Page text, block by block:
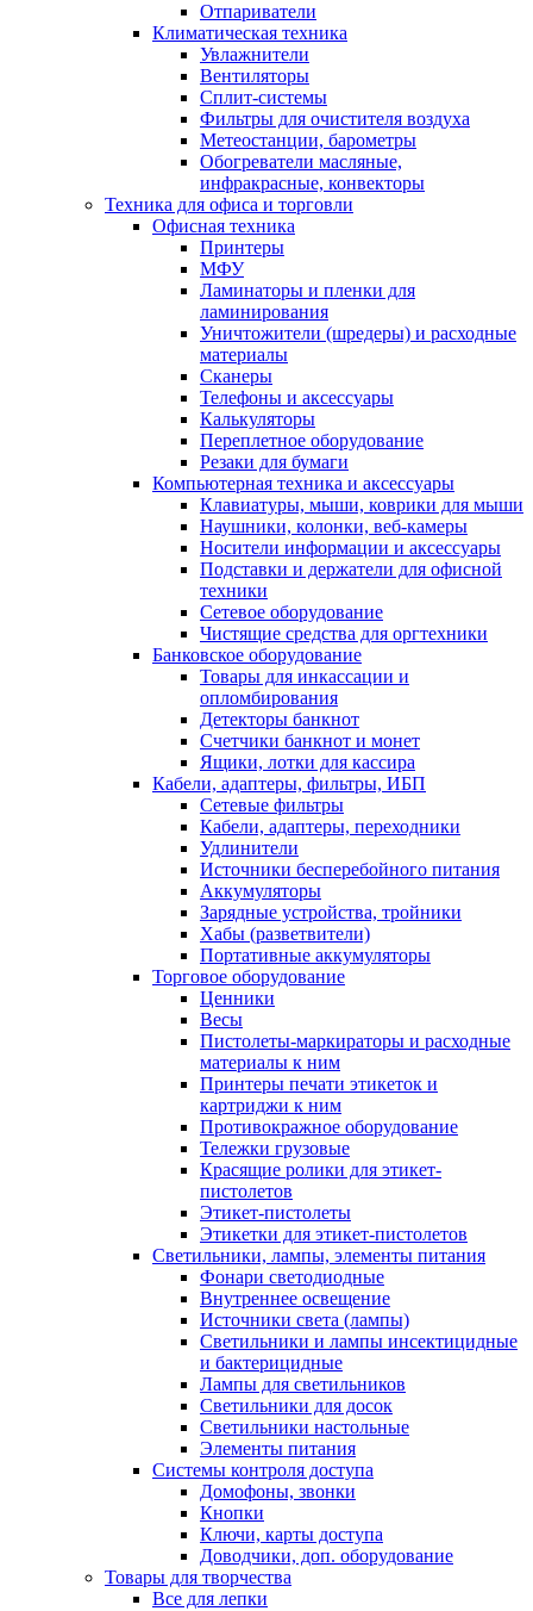
Отпариватели
Климатическая техника
Увлажнители
Вентиляторы
Сплит-системы
Фильтры для очистителя воздуха
Метеостанции, барометры
Обогреватели масляные,
инфракрасные, конвекторы
Техника для офиса и торговли
Офисная техника
Принтеры
МФУ
Ламинаторы и пленки для
ламинирования
Уничтожители (шредеры) и расходные
материалы
Сканеры
Телефоны и аксессуары
Калькуляторы
Переплетное оборудование
Резаки для бумаги
Компьютерная техника и аксессуары
Клавиатуры, мыши, коврики для мыши
Наушники, колонки, веб-камеры
Носители информации и аксессуары
Подставки и держатели для офисной
техники
Сетевое оборудование
Чистящие средства для оргтехники
Банковское оборудование
Товары для инкассации и
опломбирования
Детекторы банкнот
Счетчики банкнот и монет
Ящики, лотки для кассира
Кабели, адаптеры, фильтры, ИБП
Сетевые фильтры
Кабели, адаптеры, переходники
Удлинители
Источники бесперебойного питания
Аккумуляторы
Зарядные устройства, тройники
Хабы (разветвители)
Портативные аккумуляторы
Торговое оборудование
Ценники
Весы
Пистолеты-маркираторы и расходные
материалы к ним
Принтеры печати этикеток и
картриджи к ним
Противокражное оборудование
Тележки грузовые
Красящие ролики для этикет-
пистолетов
Этикет-пистолеты
Этикетки для этикет-пистолетов
Светильники, лампы, элементы питания
Фонари светодиодные
Внутреннее освещение
Источники света (лампы)
Светильники и лампы инсектицидные
и бактерицидные
Лампы для светильников
Светильники для досок
Светильники настольные
Элементы питания
Системы контроля доступа
Домофоны, звонки
Кнопки
Ключи, карты доступа
Доводчики, доп. оборудование
Товары для творчества
Все для лепки